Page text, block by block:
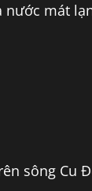
nước mát
sông Cu